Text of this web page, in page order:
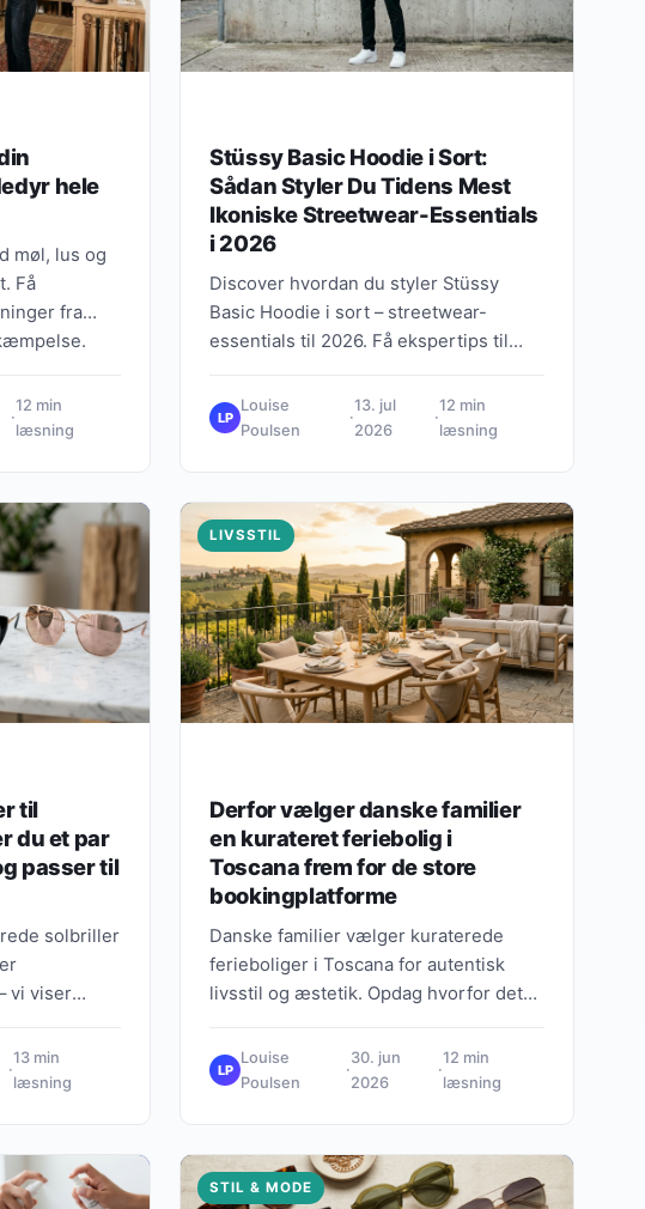
hele
møl, lus og
Få
fra
·
12 min
læsning
Stüssy Basic Hoodie i Sort:
Sådan Styler Du Tidens Mest
Ikoniske Streetwear-Essentials
i 2026
Discover hvordan du styler Stüssy
Basic Hoodie i sort – streetwear-
essentials til 2026. Få ekspertips til
LP
Louise
Poulsen
·
13. jul
2026
·
12 min
læsning
til
du et par
passer til
solbriller
vi viser
·
13 min
læsning
LIVSSTIL
Derfor vælger danske familier
en kurateret feriebolig i
Toscana frem for de store
bookingplatforme
Danske familier vælger kuraterede
ferieboliger i Toscana for autentisk
livsstil og æstetik. Opdag hvorfor det
LP
Louise
Poulsen
·
30. jun
2026
·
12 min
læsning
STIL & MODE